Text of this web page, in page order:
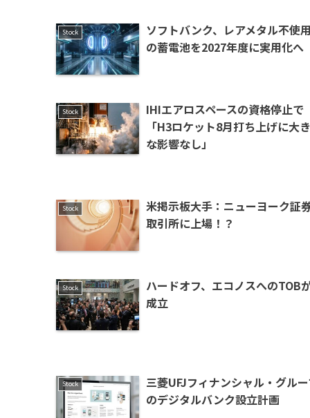
Stock
ソフトバンク、レアメタル不使
の蓄電池を2027年度に実用化へ
Stock
IHIエアロスペースの資格停止で
「H3ロケット8月打ち上げに大き
な影響なし」
Stock
米掲示板大手：ニューヨーク証
取引所に上場！？
Stock
ハードオフ、エコノスへのTOB
成立
Stock
三菱UFJフィナンシャル・グル
のデジタルバンク設立計画